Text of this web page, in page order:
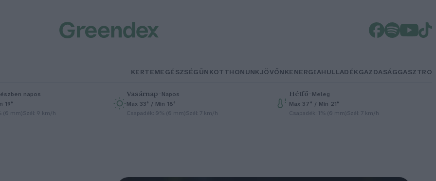
KERTEMEGÉSZSÉGÜNKOTTHONUNKJÖVŐNKENERGIAHULLADÉKGAZDASÁGGASZTRO
napos
19°
(0 mm)Szél: 9 km/h
Vasárnap–Napos
Max 33° / Min 18°
Csapadék: 0% (0 mm)Szél: 7 km/h
Hétfő–Meleg
Max 37° / Min 21°
Csapadék: 1% (0 mm)Szél: 7 km/h